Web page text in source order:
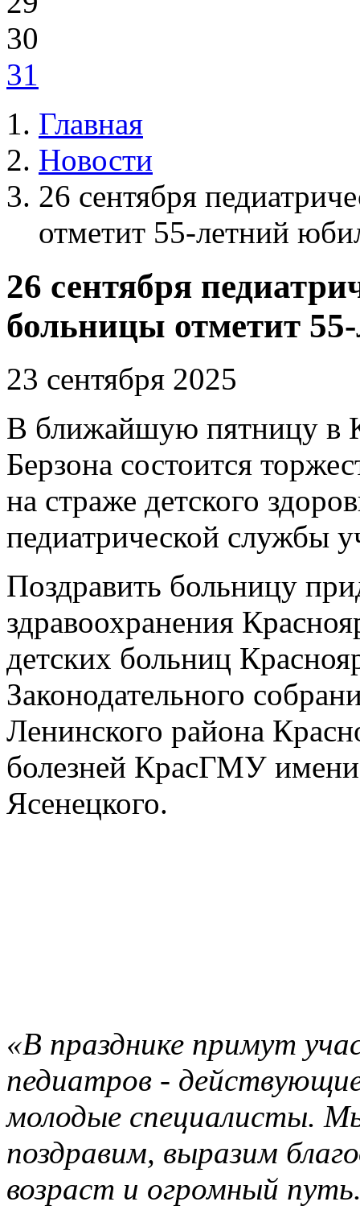
30
31
Главная
Новости
26 сентября
отметит 55-летний
26 сентября
больницы отметит
23 сентября 2025
В ближайшую пятницу
Берзона состоится
на страже детского
педиатрической службы
Поздравить больницу
здравоохранения
детских больниц
Законодательного
Ленинского района
болезней КрасГМУ
Ясенецкого.
«В празднике примут
педиатров -
молодые специалисты.
поздравим, выразим
возраст и огромный